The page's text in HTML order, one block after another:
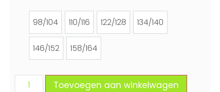
98/104
98/104
110/116
110/116
122/128
122/128
134/140
134/140
146/152
146/152
158/164
158/164
Toevoegen aan winkelwagen